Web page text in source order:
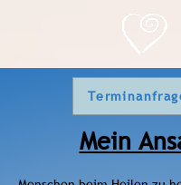
Mein